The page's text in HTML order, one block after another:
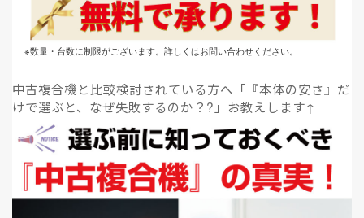
※数量・台数に制限がございます。詳しくはお問い合わせください。
中古複合機と比較検討されている方へ「『本体の安さ』だ
けで選ぶと、なぜ失敗するのか？?」お教えします↑